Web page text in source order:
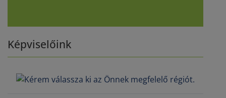
Képviselőink